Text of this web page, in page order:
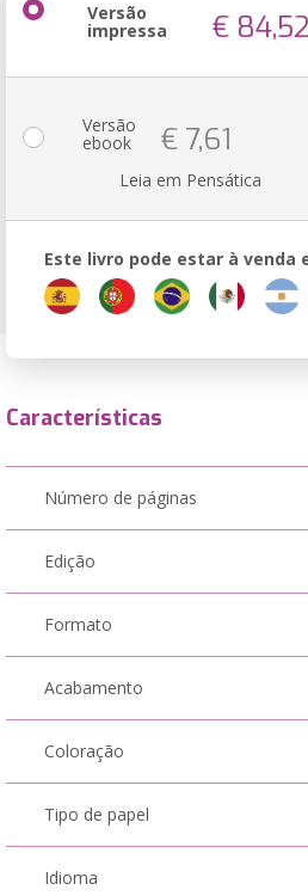
Versão
impressa € 84,52
Versão
ebook € 7,61
Leia em Pensática
Este livro pode estar à venda
Características
Número de páginas
Edição
Formato
Acabamento
Coloração
Tipo de papel
Idioma